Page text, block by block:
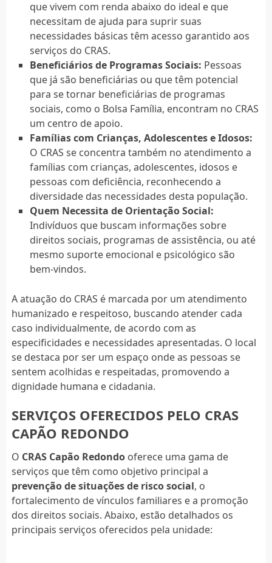
que vivem com renda abaixo do ideal e que
necessitam de ajuda para suprir suas
necessidades básicas têm acesso garantido aos
serviços do CRAS.
Beneficiários de Programas Sociais: Pessoas
que já são beneficiárias ou que têm potencial
para se tornar beneficiárias de programas
sociais, como o Bolsa Família, encontram no CRAS
um centro de apoio.
Famílias com Crianças, Adolescentes e Idosos:
O CRAS se concentra também no atendimento a
famílias com crianças, adolescentes, idosos e
pessoas com deficiência, reconhecendo a
diversidade das necessidades desta população.
Quem Necessita de Orientação Social:
Indivíduos que buscam informações sobre
direitos sociais, programas de assistência, ou até
mesmo suporte emocional e psicológico são
bem-vindos.
A atuação do CRAS é marcada por um atendimento
humanizado e respeitoso, buscando atender cada
caso individualmente, de acordo com as
especificidades e necessidades apresentadas. O local
se destaca por ser um espaço onde as pessoas se
sentem acolhidas e respeitadas, promovendo a
dignidade humana e cidadania.
SERVIÇOS OFERECIDOS PELO CRAS
CAPÃO REDONDO
O CRAS Capão Redondooferece uma gama de
serviços que têm como objetivo principal a
prevenção de situações de risco social, o
fortalecimento de vínculos familiares e a promoção
dos direitos sociais. Abaixo, estão detalhados os
principais serviços oferecidos pela unidade: